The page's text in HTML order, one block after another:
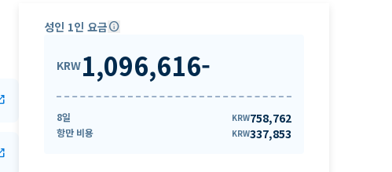
성인 1인 요금info
KRW1,096,616-
8일 KRW758,762
항만 비용 KRW337,853